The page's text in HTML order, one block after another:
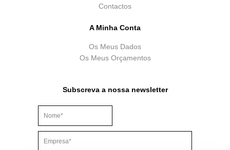
Contactos
A Minha Conta
Os Meus Dados
Os Meus Orçamentos
Subscreva a nossa newsletter
Este campo é para efeitos de validação e deve ser